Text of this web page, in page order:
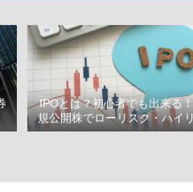
IPOとは？初心者でも出来る
規公開株でローリスク・ハイリ
ーン投資をはじめよう！